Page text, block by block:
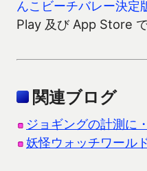
んこビーチバレー決定
Play 及び App Store
関連ブログ
ジョギングの計測に
妖怪ウォッチワール